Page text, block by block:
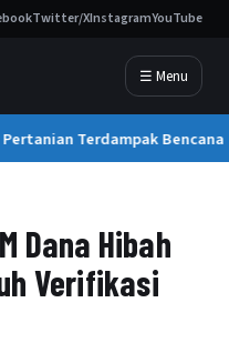
Twitter/XInstagramYouTube
☰ Menu
Terdampak Bencana
Dana Hibah
Verifikasi